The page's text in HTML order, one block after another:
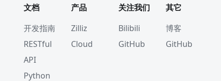
文档
开发指南
RESTful
API
Python
产品
Zilliz
Cloud
关注我们
Bilibili
GitHub
其它
博客
GitHub